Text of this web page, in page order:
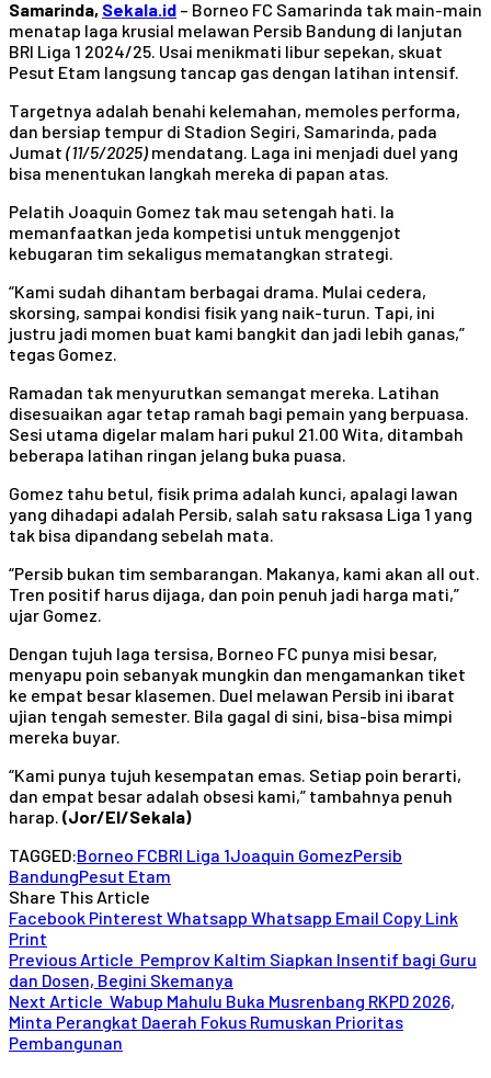
Samarinda, Sekala.id – Borneo FC Samarinda tak main-main
menatap laga krusial melawan Persib Bandung di lanjutan
BRI Liga 1 2024/25. Usai menikmati libur sepekan, skuat
Pesut Etam langsung tancap gas dengan latihan intensif.
Targetnya adalah benahi kelemahan, memoles performa,
dan bersiap tempur di Stadion Segiri, Samarinda, pada
Jumat (11/5/2025) mendatang. Laga ini menjadi duel yang
bisa menentukan langkah mereka di papan atas.
Pelatih Joaquin Gomez tak mau setengah hati. Ia
memanfaatkan jeda kompetisi untuk menggenjot
kebugaran tim sekaligus mematangkan strategi.
“Kami sudah dihantam berbagai drama. Mulai cedera,
skorsing, sampai kondisi fisik yang naik-turun. Tapi, ini
justru jadi momen buat kami bangkit dan jadi lebih ganas,”
tegas Gomez.
Ramadan tak menyurutkan semangat mereka. Latihan
disesuaikan agar tetap ramah bagi pemain yang berpuasa.
Sesi utama digelar malam hari pukul 21.00 Wita, ditambah
beberapa latihan ringan jelang buka puasa.
Gomez tahu betul, fisik prima adalah kunci, apalagi lawan
yang dihadapi adalah Persib, salah satu raksasa Liga 1 yang
tak bisa dipandang sebelah mata.
“Persib bukan tim sembarangan. Makanya, kami akan all out.
Tren positif harus dijaga, dan poin penuh jadi harga mati,”
ujar Gomez.
Dengan tujuh laga tersisa, Borneo FC punya misi besar,
menyapu poin sebanyak mungkin dan mengamankan tiket
ke empat besar klasemen. Duel melawan Persib ini ibarat
ujian tengah semester. Bila gagal di sini, bisa-bisa mimpi
mereka buyar.
“Kami punya tujuh kesempatan emas. Setiap poin berarti,
dan empat besar adalah obsesi kami,” tambahnya penuh
harap. (Jor/El/Sekala)
TAGGED:Borneo FCBRI Liga 1Joaquin GomezPersib
BandungPesut Etam
Share This Article
Facebook Pinterest Whatsapp Whatsapp Email Copy Link
Print
Previous Article Pemprov Kaltim Siapkan Insentif bagi Guru
dan Dosen, Begini Skemanya
Next Article Wabup Mahulu Buka Musrenbang RKPD 2026,
Minta Perangkat Daerah Fokus Rumuskan Prioritas
Pembangunan